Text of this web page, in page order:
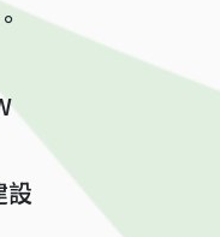
設